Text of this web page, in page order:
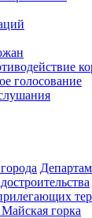
голосование
горка